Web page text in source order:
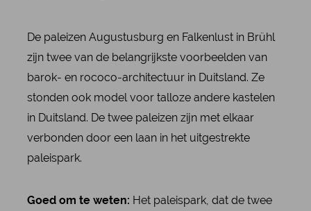
De paleizen Augustusburg en Falkenlust in Brühl
zijn twee van de belangrijkste voorbeelden van
barok- en rococo-architectuur in Duitsland. Ze
stonden ook model voor talloze andere kastelen
in Duitsland. De twee paleizen zijn met elkaar
verbonden door een laan in het uitgestrekte
paleispark.
Goed om te weten: Het paleispark, dat de twee